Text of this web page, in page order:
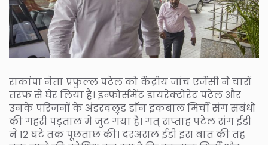
राकांपा नेता प्रफुल्ल पटेल को केंद्रीय जांच एजेंसी ने चारों
तरफ से घेर लिया है। इन्फोर्समेंट डायरेक्टोरेट पटेल और
उनके परिजनों के अंडरवल्र्ड डाॅन इकबाल मिर्ची संग संबंधों
की गहरी पड़ताल में जुट गया है। गत् सप्ताह पटेल संग ईडी
ने 12 घंटे तक पूछताछ की। दरअसल ईडी इस बात की तह